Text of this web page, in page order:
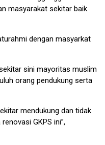
masyarakat sekitar baik
dengan masyarkat
sini mayoritas muslim
orang pendukung serta
mendukung dan tidak
GKPS ini”,